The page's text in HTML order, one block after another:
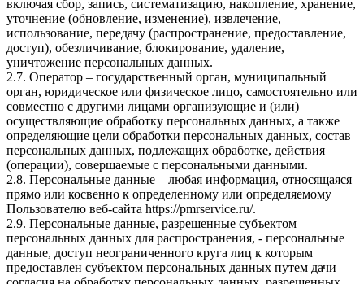
включая сбор, запись, систематизацию, накопление, хранение,
уточнение (обновление, изменение), извлечение,
использование, передачу (распространение, предоставление,
доступ), обезличивание, блокирование, удаление,
уничтожение персональных данных.
2.7. Оператор – государственный орган, муниципальный
орган, юридическое или физическое лицо, самостоятельно или
совместно с другими лицами организующие и (или)
осуществляющие обработку персональных данных, а также
определяющие цели обработки персональных данных, состав
персональных данных, подлежащих обработке, действия
(операции), совершаемые с персональными данными.
2.8. Персональные данные – любая информация, относящаяся
прямо или косвенно к определенному или определяемому
Пользователю веб-сайта https://pmrservice.ru/.
2.9. Персональные данные, разрешенные субъектом
персональных данных для распространения, - персональные
данные, доступ неограниченного круга лиц к которым
предоставлен субъектом персональных данных путем дачи